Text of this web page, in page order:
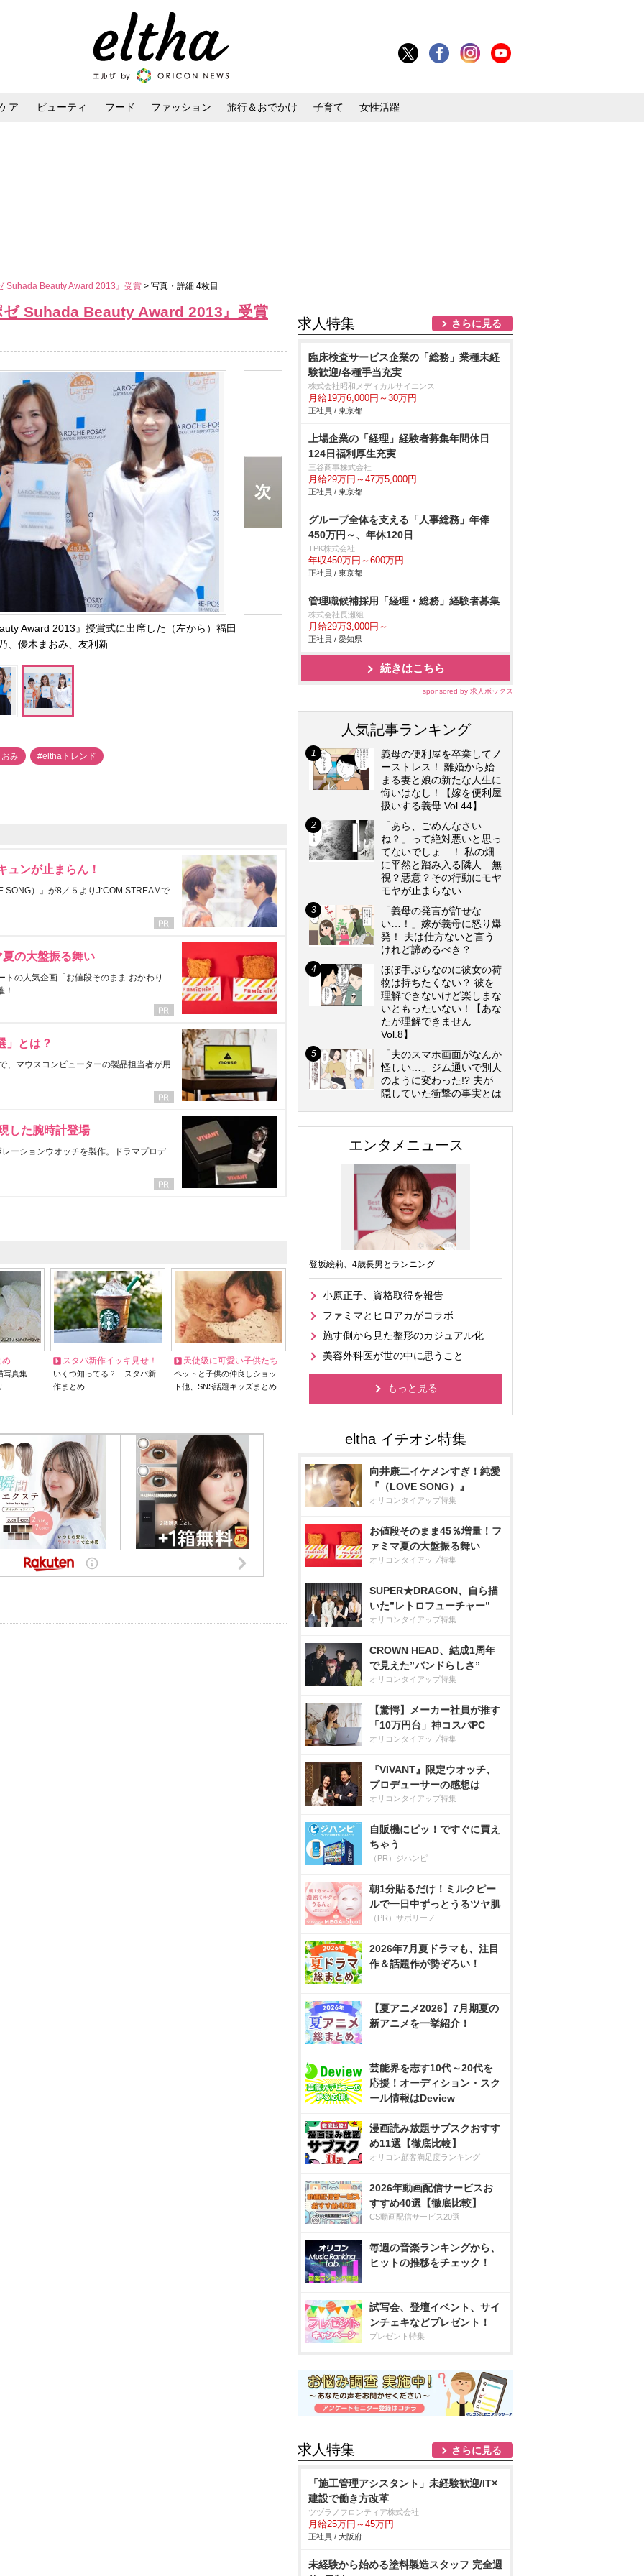
ア ビューティ フード ファッション 旅行＆おでかけ 子育て 女性活躍
Suhada Beauty Award 2013』受賞 > 写真・詳細 4枚目
Suhada Beauty Award 2013』受賞
Award 2013』授賞式に出席した（左から）福田
、優木まおみ、友利新
み #elthaトレンド
ュンが止まらん！
SONG）』が8／５よりJ:COM STREAMで
の大盤振る舞い
の人気企画「お値段そのまま おかわり
！
」とは？
、マウスコンピューターの製品担当者が用
した腕時計登場
ーションウオッチを製作。ドラマプロデ
め
写真集…
スタバ新作イッキ見せ！
いくつ知ってる？ スタバ新
作まとめ
天使級に可愛い子供たち
ペットと子供の仲良しショッ
ト他、SNS話題キッズまとめ
求人特集 さらに見る
臨床検査サービス企業の「総務」業種未経
験歓迎/各種手当充実
株式会社昭和メディカルサイエンス
月給19万6,000円～30万円
正社員 / 東京都
上場企業の「経理」経験者募集年間休日
124日福利厚生充実
三谷商事株式会社
月給29万円～47万5,000円
正社員 / 東京都
グループ全体を支える「人事総務」年俸
450万円～、年休120日
TPK株式会社
年収450万円～600万円
正社員 / 東京都
管理職候補採用「経理・総務」経験者募集
株式会社長瀬組
月給29万3,000円～
正社員 / 愛知県
続きはこちら
sponsored by 求人ボックス
人気記事ランキング
義母の便利屋を卒業してノ
ーストレス！ 離婚から始
まる妻と娘の新たな人生に
悔いはなし！【嫁を便利屋
扱いする義母 Vol.44】
「あら、ごめんなさい
ね？」って絶対悪いと思っ
てないでしょ…！ 私の畑
に平然と踏み入る隣人…無
視？悪意？その行動にモヤ
モヤが止まらない
「義母の発言が許せな
い…！」嫁が義母に怒り爆
発！ 夫は仕方ないと言う
けれど諦めるべき？
ほぼ手ぶらなのに彼女の荷
物は持ちたくない？ 彼を
理解できないけど楽しまな
いともったいない！【あな
たが理解できません
Vol.8】
「夫のスマホ画面がなんか
怪しい…」ジム通いで別人
のように変わった!? 夫が
隠していた衝撃の事実とは
エンタメニュース
登坂絵莉、4歳長男とランニング
小原正子、資格取得を報告
ファミマとヒロアカがコラボ
施す側から見た整形のカジュアル化
美容外科医が世の中に思うこと
もっと見る
向井康二イケメンすぎ！純愛
『（LOVE SONG）』
オリコンタイアップ特集
お値段そのまま45％増量！フ
ァミマ夏の大盤振る舞い
オリコンタイアップ特集
SUPER★DRAGON、自ら描
いた”レトロフューチャー”
オリコンタイアップ特集
CROWN HEAD、結成1周年
で見えた”バンドらしさ”
オリコンタイアップ特集
【驚愕】メーカー社員が推す
「10万円台」神コスパPC
オリコンタイアップ特集
『VIVANT』限定ウオッチ、
プロデューサーの感想は
オリコンタイアップ特集
自販機にピッ！ですぐに買え
ちゃう
（PR）ジハンピ
朝1分貼るだけ！ミルクピー
ルで一日中ずっとうるツヤ肌
（PR）サボリーノ
2026年7月夏ドラマも、注目
作＆話題作が勢ぞろい！
【夏アニメ2026】7月期夏の
新アニメを一挙紹介！
芸能界を志す10代～20代を
応援！オーディション・スク
ール情報はDeview
漫画読み放題サブスクおすす
め11選【徹底比較】
オリコン顧客満足度ランキング
2026年動画配信サービスお
すすめ40選【徹底比較】
CS動画配信サービス20選
毎週の音楽ランキングから、
ヒットの推移をチェック！
試写会、登壇イベント、サイ
ンチェキなどプレゼント！
プレゼント特集
求人特集 さらに見る
「施工管理アシスタント」未経験歓迎/IT×
建設で働き方改革
ツヅラノフロンティア株式会社
月給25万円～45万円
正社員 / 大阪府
未経験から始める塗料製造スタッフ 完全週